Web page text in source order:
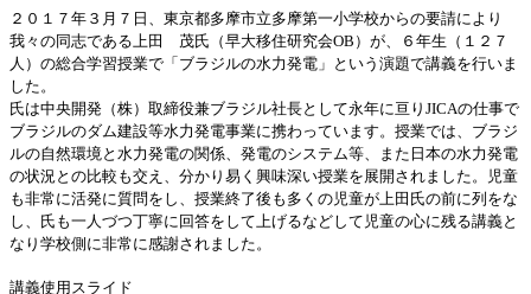
２０１７年３月７日、東京都多摩市立多摩第一小学校からの要請により
我々の同志である上田 茂氏（早大移住研究会OB）が、６年生（１２７
人）の総合学習授業で「ブラジルの水力発電」という演題で講義を行いま
した。
氏は中央開発（株）取締役兼ブラジル社長として永年に亘りJICAの仕事で
ブラジルのダム建設等水力発電事業に携わっています。授業では、ブラジ
ルの自然環境と水力発電の関係、発電のシステム等、また日本の水力発電
の状況との比較も交え、分かり易く興味深い授業を展開されました。児童
も非常に活発に質問をし、授業終了後も多くの児童が上田氏の前に列をな
し、氏も一人づつ丁寧に回答をして上げるなどして児童の心に残る講義と
なり学校側に非常に感謝されました。
講義使用スライド